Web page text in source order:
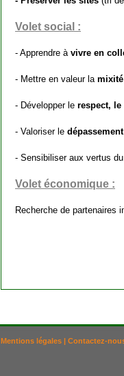
Volet social :
- Apprendre à vivre en
- Mettre en valeur la mixité
- Développer le respect,
- Valoriser le
- Sensibiliser aux vertus
Volet économique :
Recherche de partenaires
Mentions légales | Contactez-